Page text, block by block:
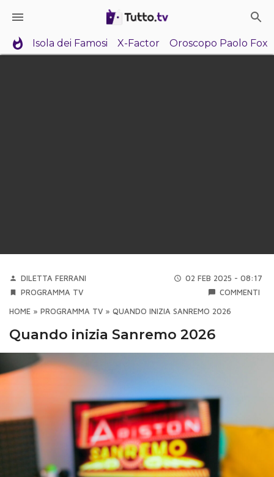
Isola dei Famosi X-Factor Oroscopo Paolo Fox
DILETTA FERRANI
02 FEB 2025 - 08:17
PROGRAMMA TV
COMMENTI
HOME » PROGRAMMA TV » QUANDO INIZIA SANREMO 2026
Quando inizia Sanremo 2026